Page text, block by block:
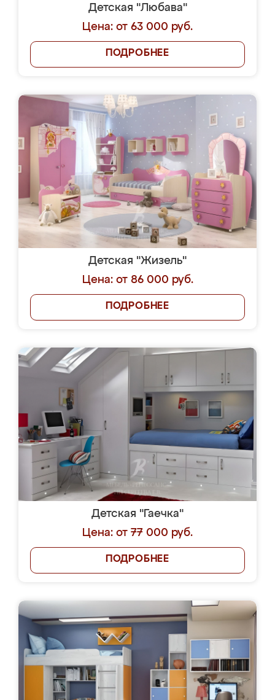
Детская "Любава"
Цена: от 63 000 руб.
ПОДРОБНЕЕ
Детская "Жизель"
Цена: от 86 000 руб.
ПОДРОБНЕЕ
Детская "Гаечка"
Цена: от 77 000 руб.
ПОДРОБНЕЕ